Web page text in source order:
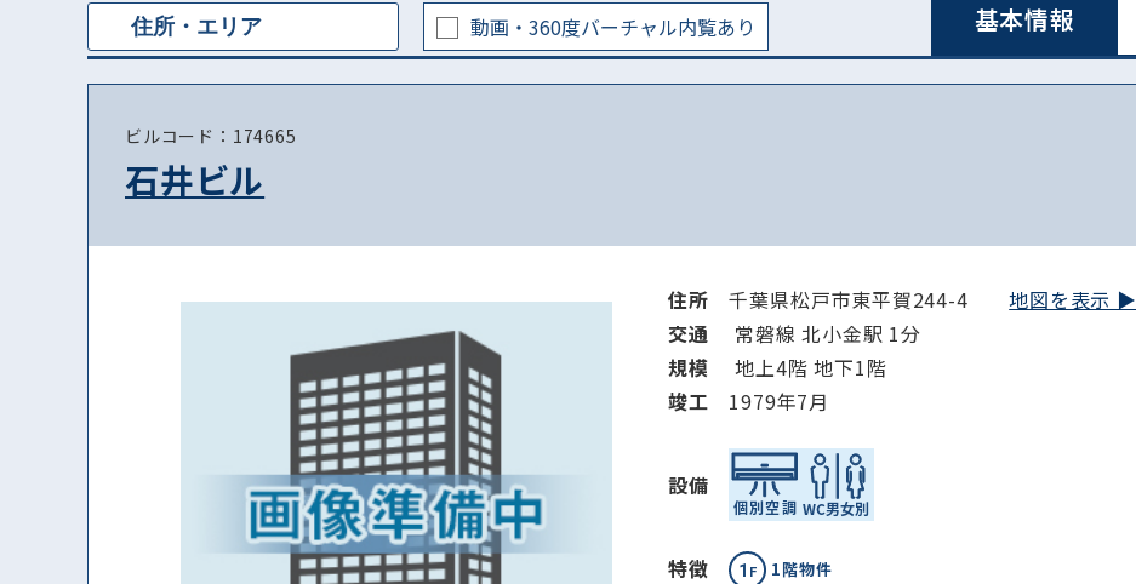
動画・360度バーチャル内覧あり 基本情報
ビルコード：174665
石井ビル
住所千葉県松戸市東平賀244-4地図を表示 ▶︎
交通
常磐線 北小金駅 1分
規模
地上4階 地下1階
竣⼯ 1979年7月
設備
特徴 1階物件